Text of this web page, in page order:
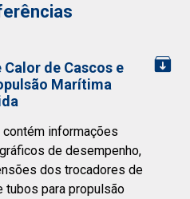
de Cascos e
Marítima
informações
de desempenho,
dos trocadores de
tubos para propulsão